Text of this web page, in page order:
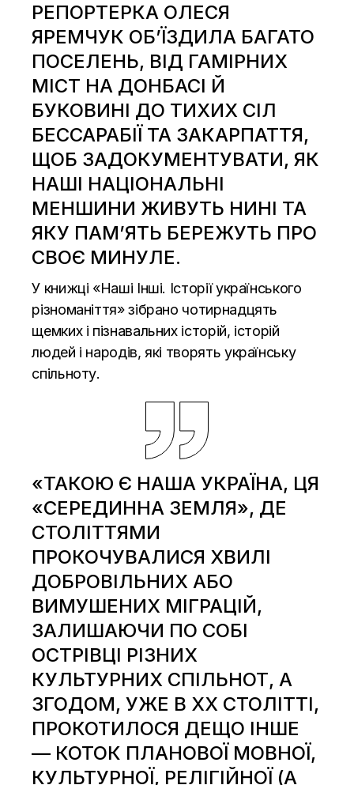
РЕПОРТЕРКА ОЛЕСЯ
ЯРЕМЧУК ОБ’ЇЗДИЛА БАГАТО
ПОСЕЛЕНЬ, ВІД ГАМІРНИХ
МІСТ НА ДОНБАСІ Й
БУКОВИНІ ДО ТИХИХ СІЛ
БЕССАРАБІЇ ТА ЗАКАРПАТТЯ,
ЩОБ ЗАДОКУМЕНТУВАТИ, ЯК
НАШІ НАЦІОНАЛЬНІ
МЕНШИНИ ЖИВУТЬ НИНІ ТА
ЯКУ ПАМ’ЯТЬ БЕРЕЖУТЬ ПРО
СВОЄ МИНУЛЕ.
У книжці «Наші Інші. Історії українського
різноманіття» зібрано чотирнадцять
щемких і пізнавальних історій, історій
людей і народів, які творять українську
спільноту.
«ТАКОЮ Є НАША УКРАЇНА, ЦЯ
«СЕРЕДИННА ЗЕМЛЯ», ДЕ
СТОЛІТТЯМИ
ПРОКОЧУВАЛИСЯ ХВИЛІ
ДОБРОВІЛЬНИХ АБО
ВИМУШЕНИХ МІГРАЦІЙ,
ЗАЛИШАЮЧИ ПО СОБІ
ОСТРІВЦІ РІЗНИХ
КУЛЬТУРНИХ СПІЛЬНОТ, А
ЗГОДОМ, УЖЕ В ХХ СТОЛІТТІ,
ПРОКОТИЛОСЯ ДЕЩО ІНШЕ
— КОТОК ПЛАНОВОЇ МОВНОЇ,
КУЛЬТУРНОЇ, РЕЛІГІЙНОЇ (А